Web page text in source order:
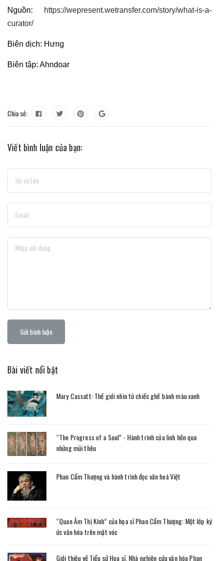
Nguồn:
https://wepresent.wetransfer.com/story/what-is-a-
curator/
Biên dịch: Hưng
Biên tập: Ahndoar
Chia sẻ:
Viết bình luận của bạn:
Gửi bình luận
Bài viết nổi bật
Mary Cassatt: Thế giới nhìn từ chiếc ghế bành màu xanh
“The Progress of a Soul” - Hành trình của linh hồn qua
những mũi thêu
Phan Cẩm Thượng và hành trình đọc văn hoá Việt
“Quan Âm Thị Kính” của họa sĩ Phan Cẩm Thượng: Một lớp ký
ức văn hóa trên mặt vóc
Giới thiệu về Tiểu sử Họa sĩ, Nhà nghiên cứu văn hóa Phan